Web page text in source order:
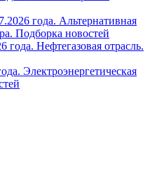
года. Альтернативная
Подборка новостей
года. Нефтегазовая отрасль.
Электроэнергетическая